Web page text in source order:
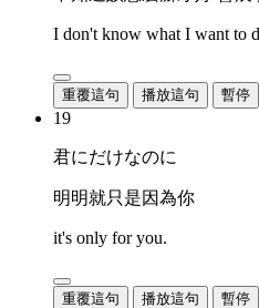
I don't know what I want to
重覆這句 播放這句 暫停
19
君にだけなのに
明明就只是因為你
it's only for you.
重覆這句 播放這句 暫停